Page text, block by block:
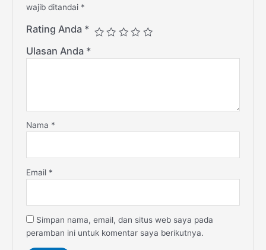
wajib ditandai *
Rating Anda *
Ulasan Anda *
Nama *
Email *
Simpan nama, email, dan situs web saya pada
peramban ini untuk komentar saya berikutnya.